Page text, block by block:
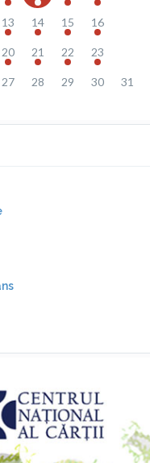
13 14 15 16
20 21 22 23
27 28 29 30 31